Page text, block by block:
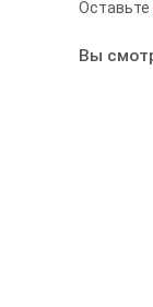
Оставьте
Вы